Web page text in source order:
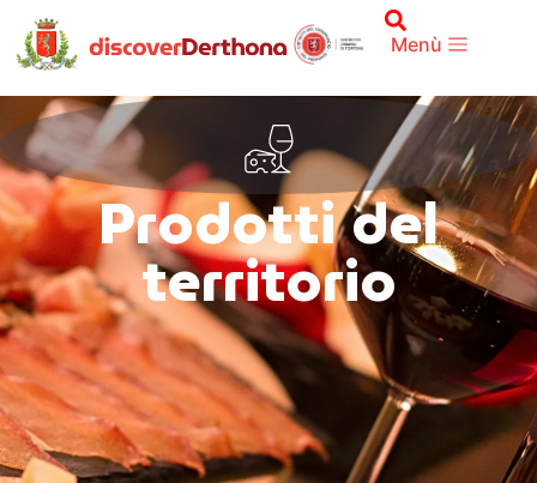
Menù
Prodotti del
territorio